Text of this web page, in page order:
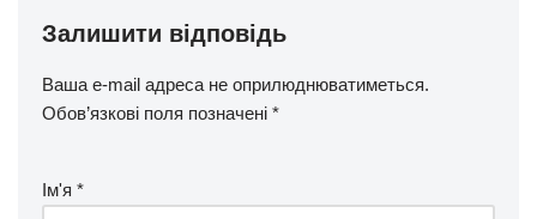
Залишити відповідь
Ваша e-mail адреса не оприлюднюватиметься.
Обов’язкові поля позначені *
Ім'я *